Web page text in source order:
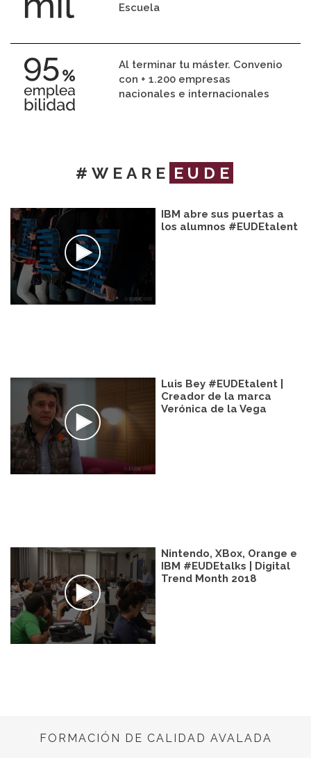
Escuela
Al terminar tu máster. Convenio
con + 1.200 empresas
nacionales e internacionales
#WEARE EUDE
IBM abre sus puertas a
los alumnos #EUDEtalent
Luis Bey #EUDEtalent |
Creador de la marca
Verónica de la Vega
Nintendo, XBox, Orange e
IBM #EUDEtalks | Digital
Trend Month 2018
FORMACIÓN DE CALIDAD AVALADA